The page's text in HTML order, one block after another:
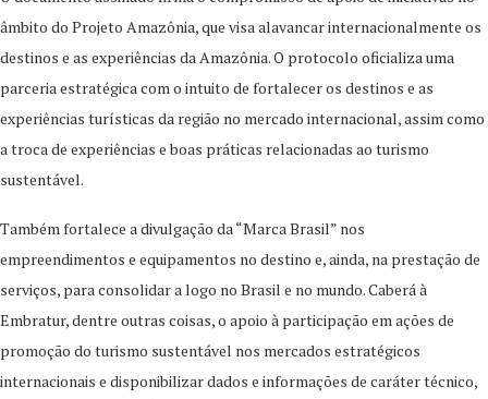
âmbito do Projeto Amazônia, que visa alavancar internacionalmente os
destinos e as experiências da Amazônia. O protocolo oficializa uma
parceria estratégica com o intuito de fortalecer os destinos e as
experiências turísticas da região no mercado internacional, assim como
a troca de experiências e boas práticas relacionadas ao turismo
sustentável.
Também fortalece a divulgação da “Marca Brasil” nos
empreendimentos e equipamentos no destino e, ainda, na prestação de
serviços, para consolidar a logo no Brasil e no mundo. Caberá à
Embratur, dentre outras coisas, o apoio à participação em ações de
promoção do turismo sustentável nos mercados estratégicos
internacionais e disponibilizar dados e informações de caráter técnico,